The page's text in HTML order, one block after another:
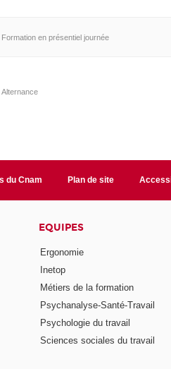
Formation en présentiel journée
Alternance
du Cnam Plan de site
EQUIPES
Ergonomie
Inetop
Métiers de la formation
Psychanalyse-Santé-Travail
Psychologie du travail
Sciences sociales du travail